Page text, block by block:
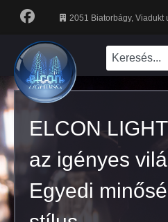
2051 Biatorbágy, Viadukt
ELCON
az igényes
Egyedi